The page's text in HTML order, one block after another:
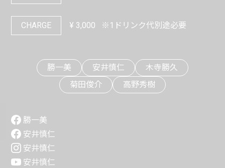
CHARGE ¥ 3,000 ※1ドリンク代別途必要
勝一美 安井慎仁
木寺勝久
菊田俊介
高野秀樹
勝一美
安井慎仁
安井慎仁
安井慎仁